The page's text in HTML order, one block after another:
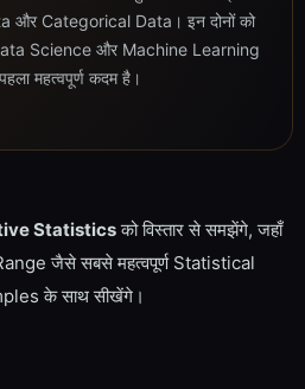
और Categorical Data। इन दोनों को
Science और Machine Learning
महत्वपूर्ण कदम है।
Statisticsको विस्तार से समझेंगे, जहाँ
जैसे सबसे महत्वपूर्ण Statistical
के साथ सीखेंगे।